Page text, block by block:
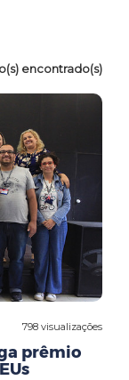
encontrado(s)
798 visualizações
prêmio